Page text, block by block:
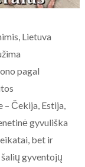
Lietuva
pagal
Čekija, Estija,
gyvuliška
bet ir
gyventojų